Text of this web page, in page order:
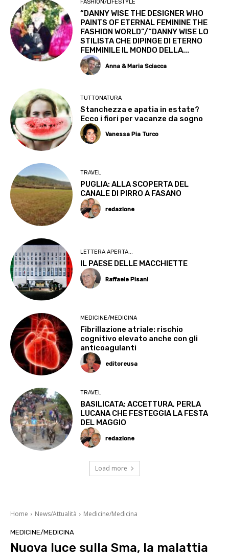
FASHION/LIFESTYLE
“DANNY WISE THE DESIGNER WHO
PAINTS OF ETERNAL FEMININE THE
FASHION WORLD”/“DANNY WISE LO
STILISTA CHE DIPINGE DI ETERNO
FEMMINILE IL MONDO DELLA...
Anna & Maria Sciacca
TUTTONATURA
Stanchezza e apatia in estate?
Ecco i fiori per vacanze da sogno
Vanessa Pia Turco
TRAVEL
PUGLIA: ALLA SCOPERTA DEL
CANALE DI PIRRO A FASANO
redazione
LETTERA APERTA...
IL PAESE DELLE MACCHIETTE
Raffaele Pisani
MEDICINE/MEDICINA
Fibrillazione atriale: rischio
cognitivo elevato anche con gli
anticoagulanti
editoreusa
TRAVEL
BASILICATA: ACCETTURA, PERLA
LUCANA CHE FESTEGGIA LA FESTA
DEL MAGGIO
redazione
Load more